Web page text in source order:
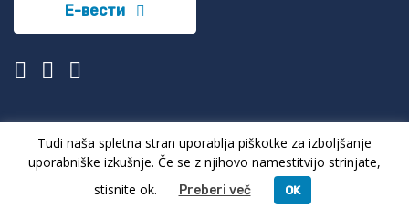
Е-вести
© 2022 SmartBit. Сите права се задржани.
Услови за работа Приватност и колачиња
Tudi naša spletna stran uporablja piškotke za izboljšanje
uporabniške izkušnje. Če se z njihovo namestitvijo strinjate,
stisnite ok.
Preberi več OK